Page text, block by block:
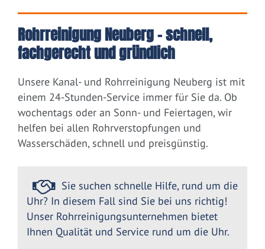
Rohrreinigung Neuberg – schnell,
fachgerecht und gründlich
Unsere Kanal- und Rohrreinigung Neuberg ist mit
einem 24-Stunden-Service immer für Sie da. Ob
wochentags oder an Sonn- und Feiertagen, wir
helfen bei allen Rohrverstopfungen und
Wasserschäden, schnell und preisgünstig.
Sie suchen schnelle Hilfe, rund um die
Uhr? In diesem Fall sind Sie bei uns richtig!
Unser Rohrreinigungsunternehmen bietet
Ihnen Qualität und Service rund um die Uhr.